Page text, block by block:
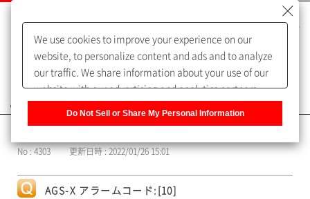
よくあるご質問（FAQ）
No : 4303 更新日時 : 2022/01/26 15:01
AGS-X アラームコード:[10]
We use cookies to improve your experience on our
website, to personalize content and ads and to analyze
our traffic. We share information about your use of our
website with our advertising and analytics partners,
of our sharing information about you with our partners.
Information] to customize your cookie settings on our
Do Not Sell or Share My Personal Information